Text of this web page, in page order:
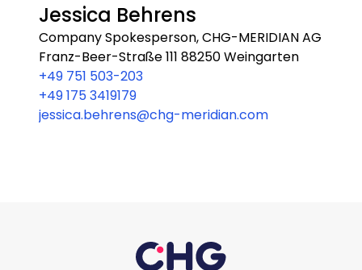
Jessica Behrens
Company Spokesperson, CHG-MERIDIAN AG
Franz-Beer-Straße 111 88250 Weingarten
+49 751 503-203
+49 175 3419179
jessica.behrens@chg-meridian.com